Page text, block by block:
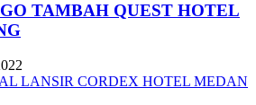
TAMBAH QUEST HOTEL